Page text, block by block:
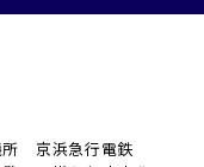
京浜急行電鉄